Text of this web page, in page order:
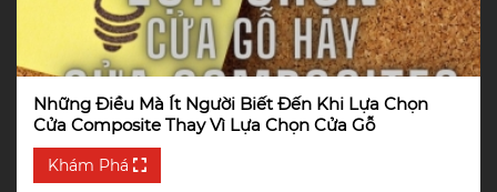
Những Điều Mà Ít Người Biết Đến Khi Lựa Chọn
Cửa Composite Thay Vì Lựa Chọn Cửa Gỗ
Khám Phá